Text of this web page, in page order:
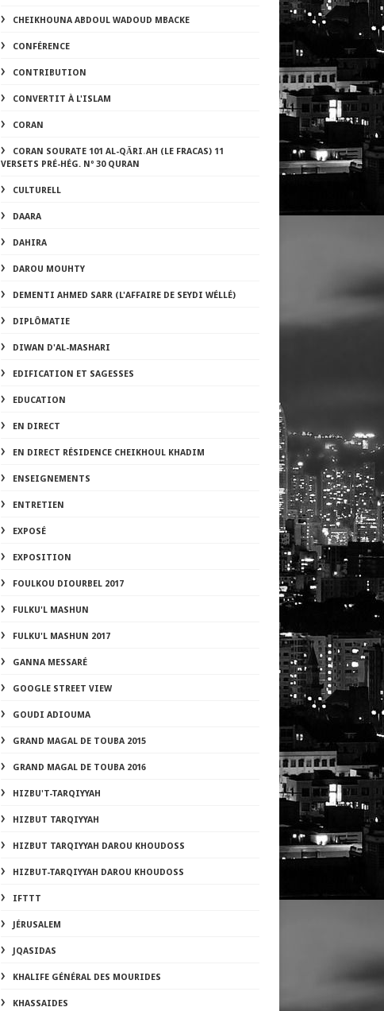
CHEIKHOUNA ABDOUL WADOUD MBACKE
CONFÉRENCE
CONTRIBUTION
CONVERTIT À L'ISLAM
CORAN
CORAN SOURATE 101 AL-QĀRI˒AH (LE FRACAS) 11
VERSETS PRÉ-HÉG. Nº 30 QURAN
CULTURELL
DAARA
DAHIRA
DAROU MOUHTY
DEMENTI AHMED SARR (L'AFFAIRE DE SEYDI WÉLLÉ)
DIPLÔMATIE
DIWAN D'AL-MASHARI
EDIFICATION ET SAGESSES
EDUCATION
EN DIRECT
EN DIRECT RÉSIDENCE CHEIKHOUL KHADIM
ENSEIGNEMENTS
ENTRETIEN
EXPOSÉ
EXPOSITION
FOULKOU DIOURBEL 2017
FULKU'L MASHUN
FULKU'L MASHUN 2017
GANNA MESSARÉ
GOOGLE STREET VIEW
GOUDI ADIOUMA
GRAND MAGAL DE TOUBA 2015
GRAND MAGAL DE TOUBA 2016
HIZBU'T-TARQIYYAH
HIZBUT TARQIYYAH
HIZBUT TARQIYYAH DAROU KHOUDOSS
HIZBUT-TARQIYYAH DAROU KHOUDOSS
IFTTT
JÉRUSALEM
JQASIDAS
KHALIFE GÉNÉRAL DES MOURIDES
KHASSAIDES